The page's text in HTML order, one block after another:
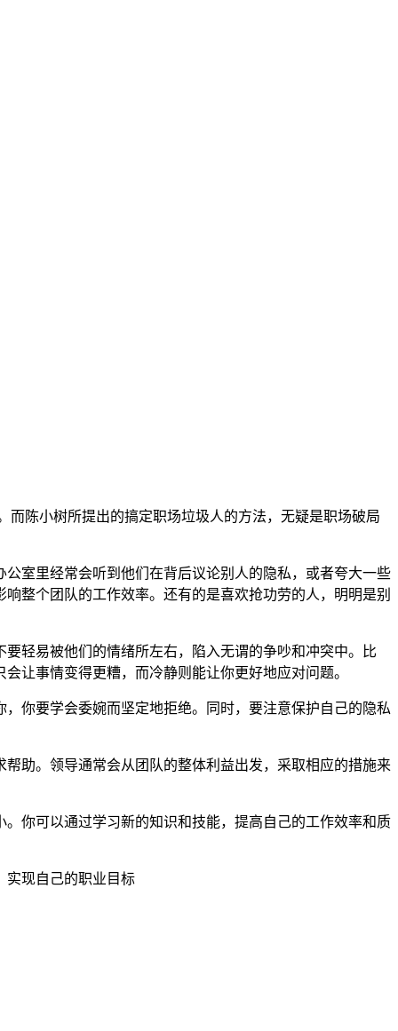
而陈小树所提出的搞定职场垃圾人的方法，无疑是职场破局
室里经常会听到他们在背后议论别人的隐私，或者夸大一些
整个团队的工作效率。还有的是喜欢抢功劳的人，明明是别
轻易被他们的情绪所左右，陷入无谓的争吵和冲突中。比
让事情变得更糟，而冷静则能让你更好地应对问题。
你要学会委婉而坚定地拒绝。同时，要注意保护自己的隐私
助。领导通常会从团队的整体利益出发，采取相应的措施来
你可以通过学习新的知识和技能，提高自己的工作效率和质
实现自己的职业目标